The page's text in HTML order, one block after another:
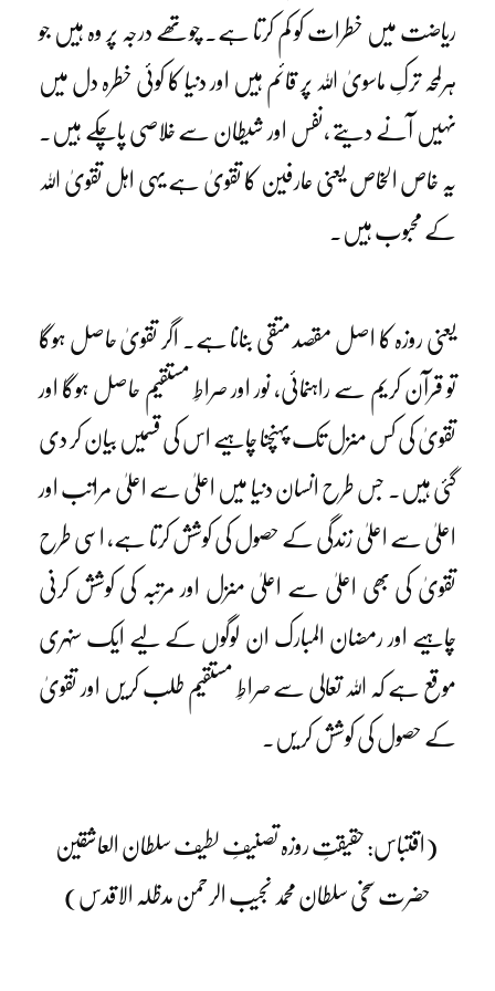
ریاضت میں خطرات کو کم کرتا ہے۔ چوتھے درجہ پر وہ ہیں جو
ہرلمحہ ترکِ ماسویٰ اللہ پر قائم ہیں اور دنیا کا کوئی خطرہ دل میں
نہیں آنے دیتے ،نفس اور شیطان سے خلاصی پاچکے ہیں۔
یہ خاص الخاص یعنی عارفین کا تقویٰ ہے یہی اہل تقویٰ اللہ
کے محبوب ہیں۔
یعنی روزہ کا اصل مقصد متقی بنانا ہے۔ اگر تقویٰ حاصل ہوگا
تو قرآن کریم سے راہنمائی، نور اور صراطِ مستقیم حاصل ہوگا اور
تقویٰ کی کس منزل تک پہنچنا چاہیے اس کی قسمیں بیان کر دی
گئی ہیں۔ جس طرح انسان دنیا میں اعلیٰ سے اعلیٰ مراتب اور
اعلیٰ سے اعلیٰ زندگی کے حصول کی کوشش کرتا ہے، اسی طرح
تقویٰ کی بھی اعلیٰ سے اعلیٰ منزل اور مرتبہ کی کوشش کرنی
چاہیے اور رمضان المبارک ان لوگوں کے لیے ایک سنہری
موقع ہے کہ اللہ تعالی سے صراطِ مستقیم طلب کریں اور تقویٰ
کے حصول کی کوشش کر یں۔
(اقتباس: حقیقتِ روزہ تصنیفِ لطیف سلطان العاشقین
حضرت سخی سلطان محمد نجیب الرحمن مدظلہ الاقدس)